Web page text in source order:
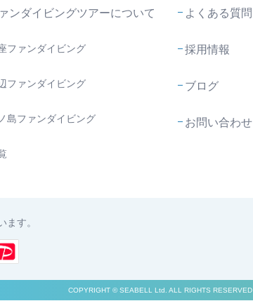
ンダイビングツアーについて
ファンダイビング
ファンダイビング
島ファンダイビング
よくある質問
採用情報
ブログ
お問い合わせ
す。
COPYRIGHT © SEABELL Ltd. ALL RIGHTS RESERVED